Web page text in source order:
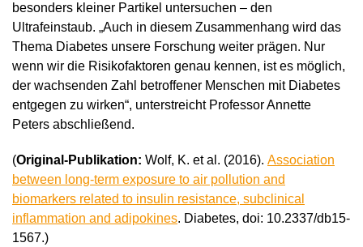
besonders kleiner Partikel untersuchen – den
Ultrafeinstaub. „Auch in diesem Zusammenhang wird das
Thema Diabetes unsere Forschung weiter prägen. Nur
wenn wir die Risikofaktoren genau kennen, ist es möglich,
der wachsenden Zahl betroffener Menschen mit Diabetes
entgegen zu wirken“, unterstreicht Professor Annette
Peters abschließend.
(Original-Publikation: Wolf, K. et al. (2016). Association
between long-term exposure to air pollution and
biomarkers related to insulin resistance, subclinical
inflammation and adipokines. Diabetes, doi: 10.2337/db15-
1567.)